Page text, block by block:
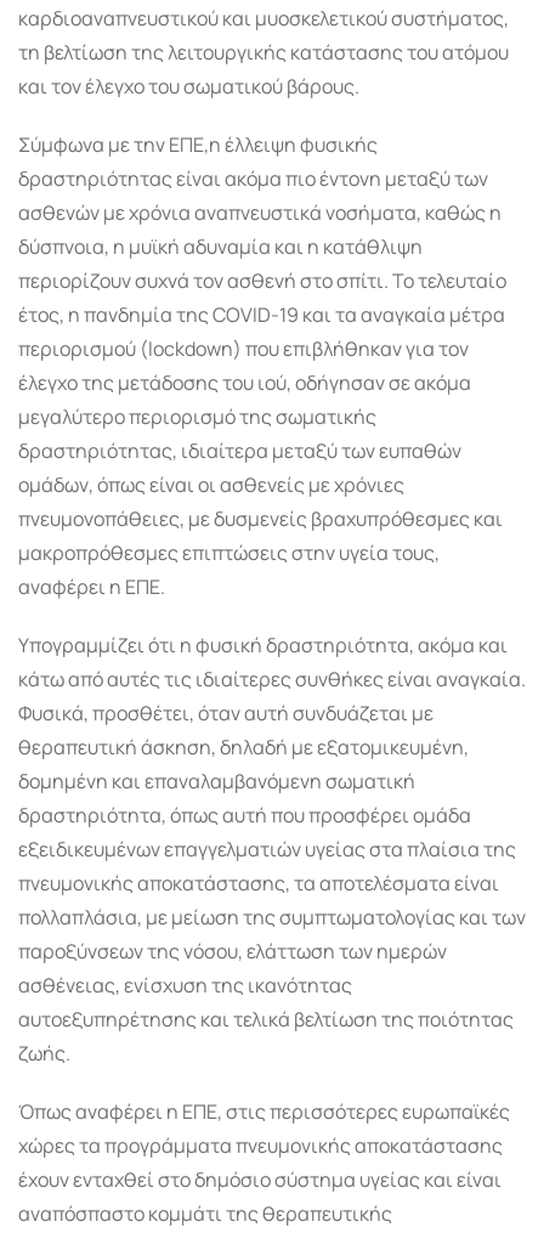
καρδιοαναπνευστικού και μυοσκελετικού συστήματος,
τη βελτίωση της λειτουργικής κατάστασης του ατόμου
και τον έλεγχο του σωματικού βάρους.
Σύμφωνα με την ΕΠΕ,η έλλειψη φυσικής
δραστηριότητας είναι ακόμα πιο έντονη μεταξύ των
ασθενών με χρόνια αναπνευστικά νοσήματα, καθώς η
δύσπνοια, η μυϊκή αδυναμία και η κατάθλιψη
περιορίζουν συχνά τον ασθενή στο σπίτι. Το τελευταίο
έτος, η πανδημία της COVID-19 και τα αναγκαία μέτρα
περιορισμού (lockdown) που επιβλήθηκαν για τον
έλεγχο της μετάδοσης του ιού, οδήγησαν σε ακόμα
μεγαλύτερο περιορισμό της σωματικής
δραστηριότητας, ιδιαίτερα μεταξύ των ευπαθών
ομάδων, όπως είναι οι ασθενείς με χρόνιες
πνευμονοπάθειες, με δυσμενείς βραχυπρόθεσμες και
μακροπρόθεσμες επιπτώσεις στην υγεία τους,
αναφέρει η ΕΠΕ.
Υπογραμμίζει ότι η φυσική δραστηριότητα, ακόμα και
κάτω από αυτές τις ιδιαίτερες συνθήκες είναι αναγκαία.
Φυσικά, προσθέτει, όταν αυτή συνδυάζεται με
θεραπευτική άσκηση, δηλαδή με εξατομικευμένη,
δομημένη και επαναλαμβανόμενη σωματική
δραστηριότητα, όπως αυτή που προσφέρει ομάδα
εξειδικευμένων επαγγελματιών υγείας στα πλαίσια της
πνευμονικής αποκατάστασης, τα αποτελέσματα είναι
πολλαπλάσια, με μείωση της συμπτωματολογίας και των
παροξύνσεων της νόσου, ελάττωση των ημερών
ασθένειας, ενίσχυση της ικανότητας
αυτοεξυπηρέτησης και τελικά βελτίωση της ποιότητας
ζωής.
Όπως αναφέρει η ΕΠΕ, στις περισσότερες ευρωπαϊκές
χώρες τα προγράμματα πνευμονικής αποκατάστασης
έχουν ενταχθεί στο δημόσιο σύστημα υγείας και είναι
αναπόσπαστο κομμάτι της θεραπευτικής